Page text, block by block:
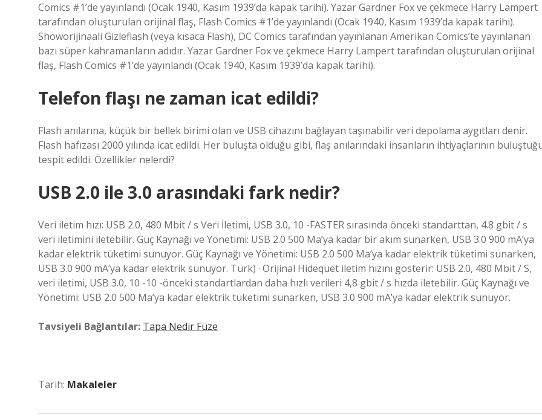
Comics #1’de yayınlandı (Ocak 1940, Kasım 1939’da kapak tarihi). Yazar Gardner Fox ve çekmece Harry Lampert
tarafından oluşturulan orijinal flaş, Flash Comics #1’de yayınlandı (Ocak 1940, Kasım 1939’da kapak tarihi).
Showorijinaali Gizleflash (veya kısaca Flash), DC Comics tarafından yayınlanan Amerikan Comics’te yayınlanan
bazı süper kahramanların adıdır. Yazar Gardner Fox ve çekmece Harry Lampert tarafından oluşturulan orijinal
flaş, Flash Comics #1’de yayınlandı (Ocak 1940, Kasım 1939’da kapak tarihi).
Telefon flaşı ne zaman icat edildi?
Flash anılarına, küçük bir bellek birimi olan ve USB cihazını bağlayan taşınabilir veri depolama aygıtları denir.
Flash hafızası 2000 yılında icat edildi. Her buluşta olduğu gibi, flaş anılarındaki insanların ihtiyaçlarının
tespit edildi. Özellikler nelerdi?
USB 2.0 ile 3.0 arasındaki fark nedir?
Veri iletim hızı: USB 2.0, 480 Mbit / s Veri İletimi, USB 3.0, 10 -FASTER sırasında önceki standarttan, 4.8 gbit / s
veri iletimini iletebilir. Güç Kaynağı ve Yönetimi: USB 2.0 500 Ma’ya kadar bir akım sunarken, USB 3.0 900 mA’ya
kadar elektrik tüketimi sunuyor. Güç Kaynağı ve Yönetimi: USB 2.0 500 Ma’ya kadar elektrik tüketimi sunarken,
USB 3.0 900 mA’ya kadar elektrik sunuyor. Türk) · Orijinal Hidequet iletim hızını gösterir: USB 2.0, 480 Mbit / S,
veri iletimi, USB 3.0, 10 -10 -önceki standartlardan daha hızlı verileri 4,8 gbit / s hızda iletebilir. Güç Kaynağı ve
Yönetimi: USB 2.0 500 Ma’ya kadar elektrik tüketimi sunarken, USB 3.0 900 mA’ya kadar elektrik sunuyor.
Tavsiyeli Bağlantılar: Tapa Nedir Füze
Tarih: Makaleler